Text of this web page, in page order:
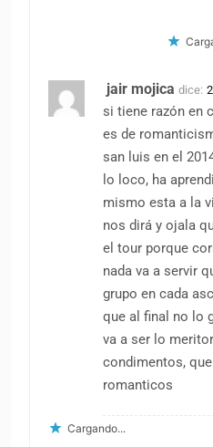
jair mojica dice:
si tiene razón en
es de
san luis en el
lo loco, ha
mismo esta a la
nos dirá y ojala
el tour porque
nada va a servir
grupo en cada
que al final no lo
va a ser lo
condimentos,
romanticos
Cargando...